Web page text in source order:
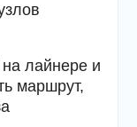
лайнере и
маршрут,